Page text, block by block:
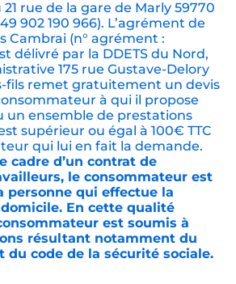
domicile Petits-fils Croix
domicile Petits-fils Lille Nord
légales
l’agence Petits-fils Cambrai sont
FMCS’eniors, au capital de
au RCS de
le n° 902 190 966, dont le siège
rue de la gare de Marly 59770
902 190 966). L’agrément de
Cambrai (n° agrément :